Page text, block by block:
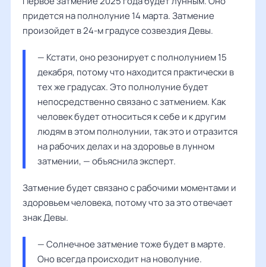
придется на полнолуние 14 марта. Затмение
произойдет в 24-м градусе созвездия Девы.
— Кстати, оно резонирует с полнолунием 15
декабря, потому что находится практически в
тех же градусах. Это полнолуние будет
непосредственно связано с затмением. Как
человек будет относиться к себе и к другим
людям в этом полнолунии, так это и отразится
на рабочих делах и на здоровье в лунном
затмении, — объяснила эксперт.
Затмение будет связано с рабочими моментами и
здоровьем человека, потому что за это отвечает
знак Девы.
— Солнечное затмение тоже будет в марте.
Оно всегда происходит на новолуние.